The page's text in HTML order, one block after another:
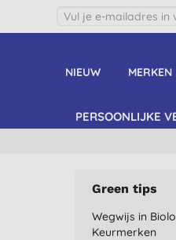
NIEUW MERKEN
PERSOONLIJKE
Green tips
Wegwijs in
Keurmerken